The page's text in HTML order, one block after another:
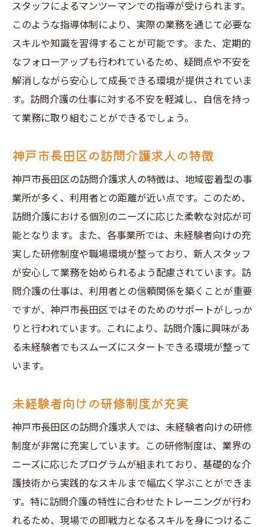
神戸市長田区の介護ネットワーク
地域に根付いた訪問介護求人の探し方
未経験でも大丈夫神戸市長田区の訪問介護求人
の魅力
未経験者に人気の訪問介護求人
介護の仕事で得られるやりがい
訪問介護の魅力とキャリアアップ
実際の業務内容と待遇
未経験者向けの求人条件とは
研修制度が充実未経験歓迎の神戸市長田区訪問
介護求人
充実した研修プログラムの内容
先輩スタッフからのサポート体制
研修後のキャリアパスと成長
未経験者向けの研修参加方法
の探し方
訪問介護求人の探し方ガイド
未経験者に適した求人の見分け方
求人情報のチェックポイント
応募前に確認するべき事項
面接対策と準備ポイント
スタッフによるマンツーマンでの指導が受けられます。
このような指導体制により、実際の業務を通じて必要な
スキルや知識を習得することが可能です。また、定期的
なフォローアップも行われているため、疑問点や不安を
解消しながら安心して成長できる環境が提供されていま
す。訪問介護の仕事に対する不安を軽減し、自信を持っ
て業務に取り組むことができるでしょう。
神戸市長田区の訪問介護求人の特徴
神戸市長田区の訪問介護求人の特徴は、地域密着型の事
業所が多く、利用者との距離が近い点です。このため、
訪問介護における個別のニーズに応じた柔軟な対応が可
能となります。また、各事業所では、未経験者向けの充
実した研修制度や職場環境が整っており、新人スタッフ
が安心して業務を始められるよう配慮されています。訪
問介護の仕事は、利用者との信頼関係を築くことが重要
ですが、神戸市長田区ではそのためのサポートがしっか
りと行われています。これにより、訪問介護に興味があ
る未経験者でもスムーズにスタートできる環境が整って
います。
未経験者向けの研修制度が充実
神戸市長田区の訪問介護求人では、未経験者向けの研修
制度が非常に充実しています。この研修制度は、業界の
ニーズに応じたプログラムが組まれており、基礎的な介
護技術から実践的なスキルまで幅広く学ぶことができま
す。特に訪問介護の特性に合わせたトレーニングが行わ
れるため、現場での即戦力となるスキルを身につけるこ